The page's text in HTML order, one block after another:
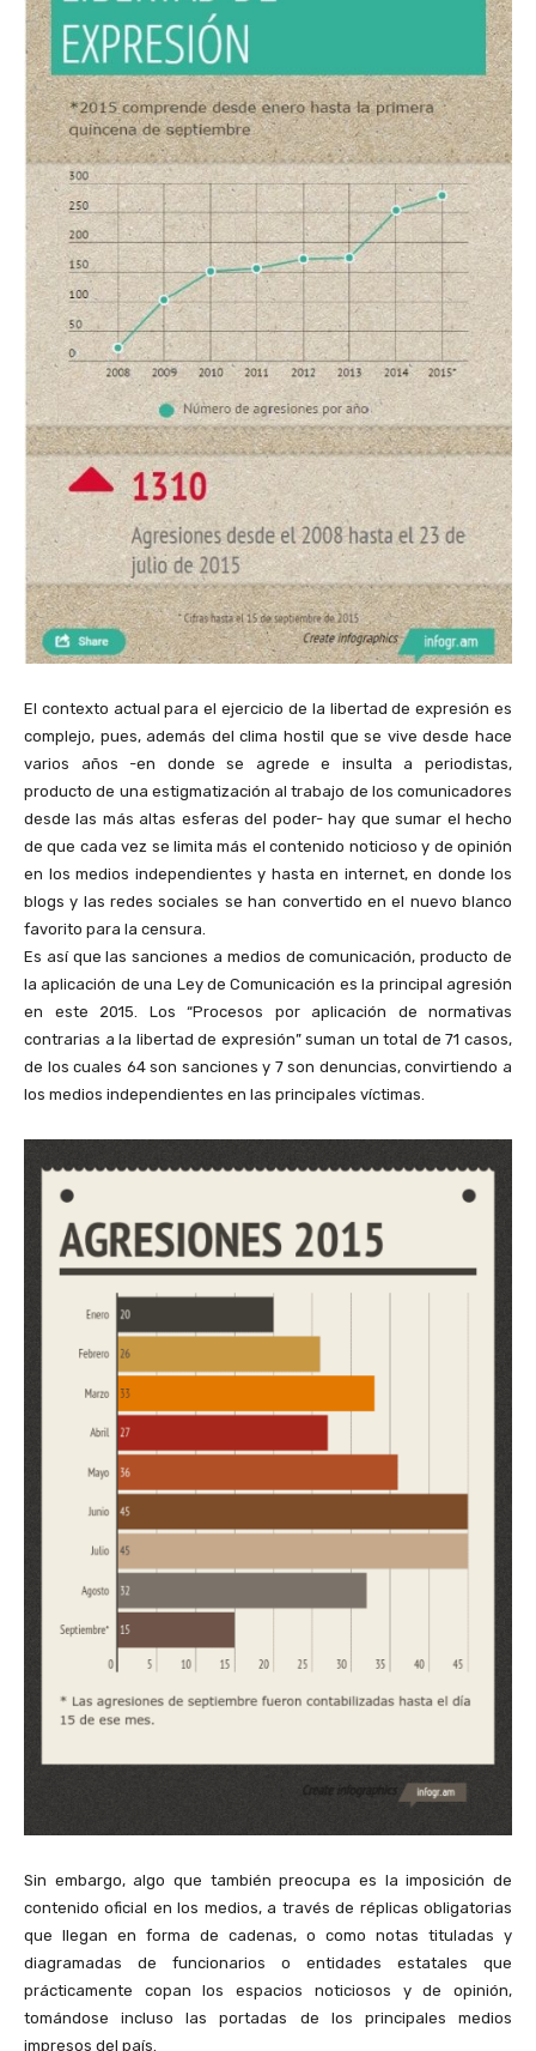
El contexto actual para el ejercicio de la libertad de expresión es
complejo, pues, además del clima hostil que se vive desde hace
varios años -en donde se agrede e insulta a periodistas,
producto de una estigmatización al trabajo de los comunicadores
desde las más altas esferas del poder- hay que sumar el hecho
de que cada vez se limita más el contenido noticioso y de opinión
en los medios independientes y hasta en internet, en donde los
blogs y las redes sociales se han convertido en el nuevo blanco
favorito para la censura.
Es así que las sanciones a medios de comunicación, producto de
la aplicación de una Ley de Comunicación es la principal agresión
en este 2015. Los “Procesos por aplicación de normativas
contrarias a la libertad de expresión” suman un total de 71 casos,
de los cuales 64 son sanciones y 7 son denuncias, convirtiendo a
los medios independientes en las principales víctimas.
Sin embargo, algo que también preocupa es la imposición de
contenido oficial en los medios, a través de réplicas obligatorias
que llegan en forma de cadenas, o como notas tituladas y
diagramadas de funcionarios o entidades estatales que
prácticamente copan los espacios noticiosos y de opinión,
tomándose incluso las portadas de los principales medios
impresos del país.